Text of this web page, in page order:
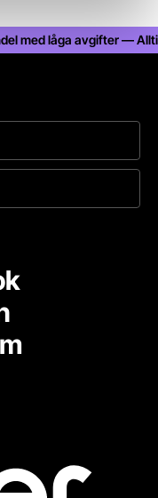
med låga avgifter — Alltid